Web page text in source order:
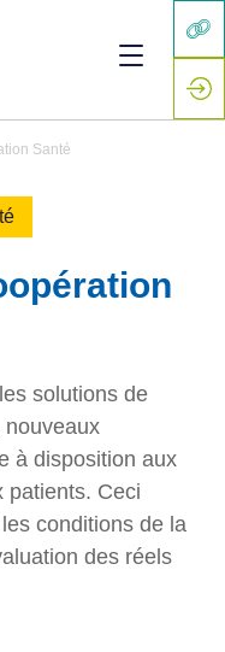
Santé
solutions de
nouveaux
à disposition aux
patients. Ceci
conditions de la
des réels